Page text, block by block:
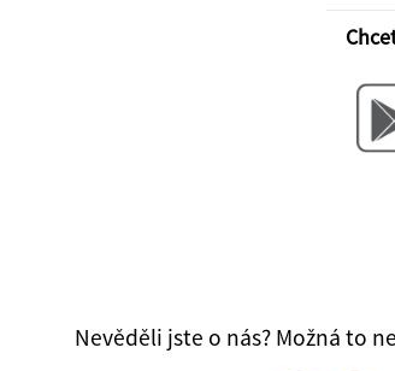
Nevěděli jste o nás? Možná to